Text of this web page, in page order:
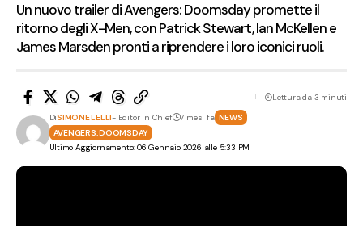
Un nuovo trailer di Avengers: Doomsday promette il
ritorno degli X-Men, con Patrick Stewart, Ian McKellen e
James Marsden pronti a riprendere i loro iconici ruoli.
Ultimo Aggiornamento: 06 Gennaio 2026 alle 5:33 PM
DiSIMONE LELLI- Editor in Chief 7 mesi fa NEWS
AVENGERS: DOOMSDAY
Lettura da 3 minuti